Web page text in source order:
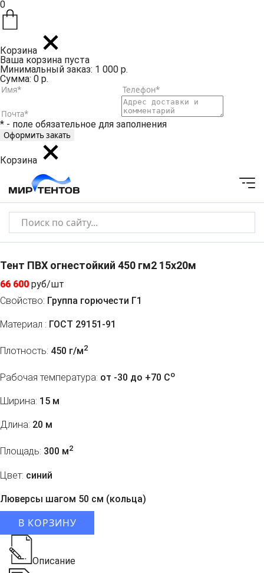
0
Корзина
Ваша корзина пуста
Минимальный заказ: 1 000 р.
Сумма: 0 р.
* - поле обязательное для заполнения
Корзина
Тент ПВХ огнестойкий 450 гм2 15x20м
66 600 руб/шт
Свойство: Группа горючести Г1
Материал : ГОСТ 29151-91
Плотность: 450 г/м2
Рабочая температура: от -30 до +70 Co
Ширина: 15 м
Длина: 20 м
Площадь: 300 м2
Цвет: синий
Люверсы шагом 50 см (кольца)
В КОРЗИНУ
Описание